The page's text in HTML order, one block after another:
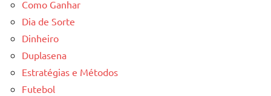
Como Ganhar
Dia de Sorte
Dinheiro
Duplasena
Estratégias e Métodos
Futebol